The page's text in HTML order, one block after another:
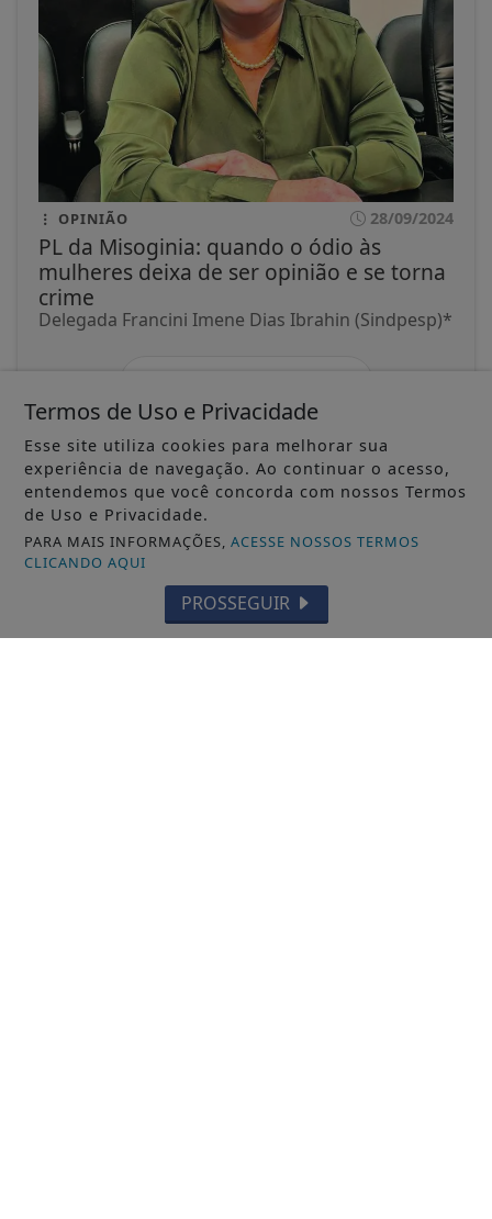
OPINIÃO 28/09/2024
PL da Misoginia: quando o ódio às
mulheres deixa de ser opinião e se torna
crime
Delegada Francini Imene Dias Ibrahin (Sindpesp)*
Não possui uma conta?
Você pode ler matérias exclusivas, anunciar
classificados e muito mais!
Termos de Uso e Privacidade
Esse site utiliza cookies para melhorar sua
experiência de navegação. Ao continuar o acesso,
entendemos que você concorda com nossos Termos
de Uso e Privacidade.
PARA MAIS INFORMAÇÕES,ACESSE NOSSOS TERMOS
CLICANDO AQUI
PROSSEGUIR